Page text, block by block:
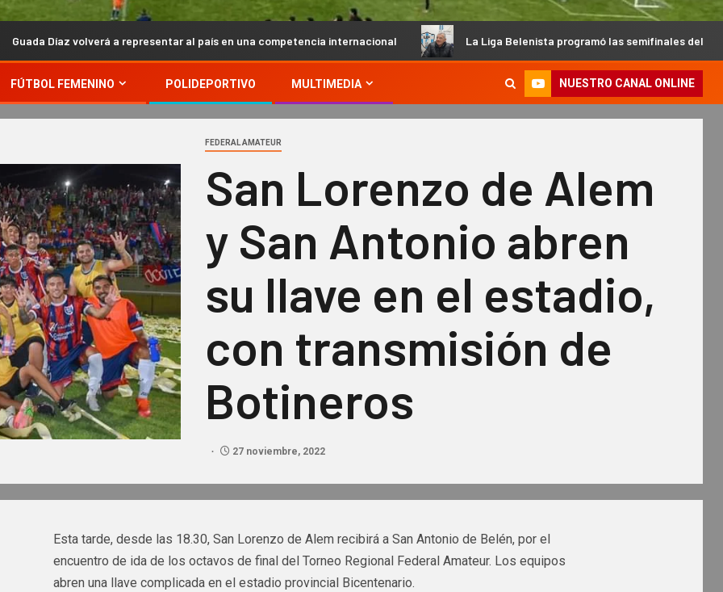
a representar al país en una competencia internacional La Liga Belenista programó las semifinales del Apertura y habló su
FÚTBOL FEMENINO POLIDEPORTIVO MULTIMEDIA NUESTRO CANAL ONLINE
FEDERAL AMATEUR
San Lorenzo de Alem
y San Antonio abren
su llave en el estadio,
con transmisión de
Botineros
27 noviembre, 2022
Esta tarde, desde las 18.30, San Lorenzo de Alem recibirá a San Antonio de Belén, por el
encuentro de ida de los octavos de final del Torneo Regional Federal Amateur. Los equipos
abren una llave complicada en el estadio provincial Bicentenario.